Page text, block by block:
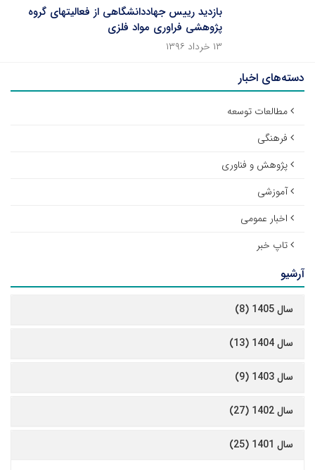
بازدید رییس جهاددانشگاهی از فعالیتهای گروه
پژوهشی فراوری مواد فلزی
۱۳ خرداد ۱۳۹۶
دسته‌های اخبار
مطالعات توسعه
فرهنگی
پژوهش و فناوری
آموزشی
اخبار عمومی
تاپ خبر
آرشیو
سال 1405 (8)
سال 1404 (13)
سال 1403 (9)
سال 1402 (27)
سال 1401 (25)